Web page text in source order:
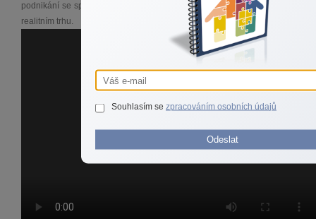
podnikání se společností Remax Česká republika, která je špičkou na
realitním trhu.
Souhlasím se zpracováním osobních údajů
Odeslat